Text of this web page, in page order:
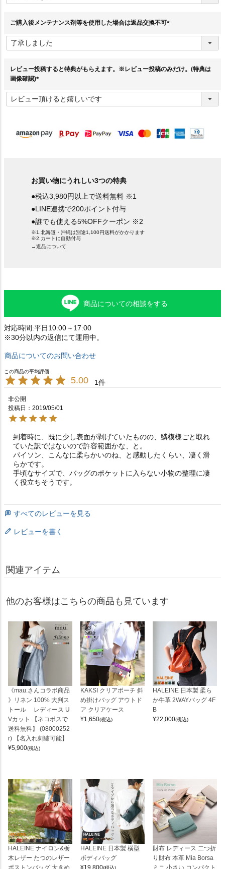
須
ご購入後メンテナンス剤等を使用した場合は返品交換不可
須
レビュー投稿すると特典がもらえます。※レビュー投稿のみだけ。(特典は
画像確認)
必
須
お買い物にうれしい3つの特典
●税込3,980円以上で送料無料 ※1
●LINE連携で200ポイント付与
●誰でも使える5%OFFクーポン ※2
※1.北海道・沖縄は別途1,100円送料がかかります
※2.カートに自動付与
→返品について
商品についての相談をする
対応時間:平日10:00～17:00
※30分以内の返信にて運用中。
商品についてのお問い合わせ
5.00 1
非公開
投稿日
2019/05/01
到着時に、既に少し表面が剥げていたものの、鱗模様ごと取れ
ていた訳ではないので許容範囲かな、と。
パイソン、こんなに柔らかいのね、と感動したくらい、凄く滑
らかです。
手頃なサイズで、バッグのポケットに入らない小物の整理に凄
すべてのレビューを見る
レビューを書く
関連アイテム
他のお客様はこちらの商品も見ています
《mau.さんコラボ商品
》リネン 100% 大判ス
トール レディース U
Vカット 【ネコポスで
送料無料】 (08000252
r) 【名入れ刺繍可能】
¥5,900(税込)
KAKSI クリアポーチ 斜
め掛けバッグ アウトド
ア クリアケース
¥1,650(税込)
HALEINE 日本製 柔ら
か牛革 2WAYバッグ 4F
B
¥22,000(税込)
HALEINE ナイロン&栃
木レザー たつのレザー
ボストンバッグ 大きめ
HALEINE 日本製 横型
ボディバッグ
¥19,800(税込)
財布 レディース 二つ折
り財布 本革 Mia Borsa
ミニ 小さい コンパクト